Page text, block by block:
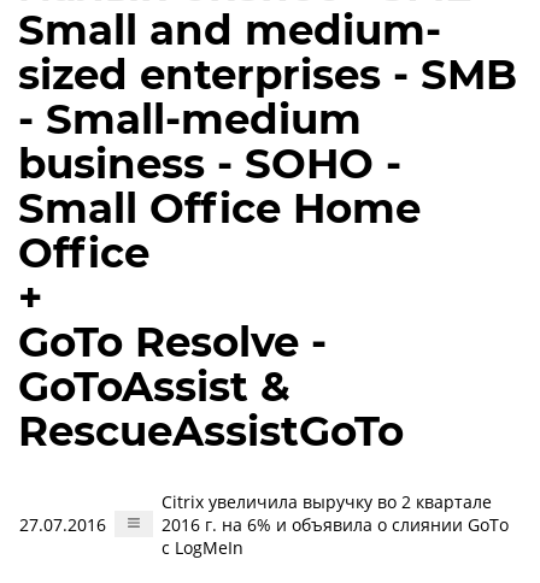
Small and medium-
sized enterprises - SMB
- Small-medium
business - SOHO -
Small Office Home
Office
+
GoTo Resolve -
GoToAssist &
RescueAssistGoTo
27.07.2016
Citrix увеличила выручку во 2 квартале
2016 г. на 6% и объявила о слиянии GoTo
с LogMeIn